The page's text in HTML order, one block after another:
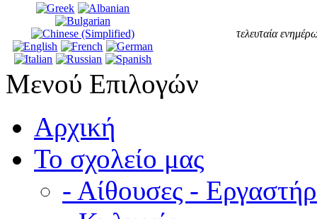
τελευταία
Μενού Επιλογών
Αρχική
Το σχολείο μας
- Αίθουσες -